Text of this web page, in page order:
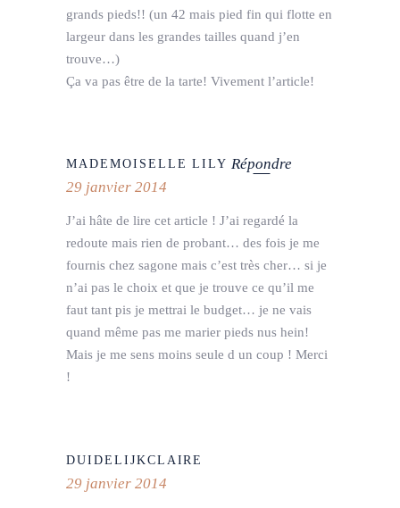
grands pieds!! (un 42 mais pied fin qui flotte en
largeur dans les grandes tailles quand j’en
trouve…)
Ça va pas être de la tarte! Vivement l’article!
MADEMOISELLE LILY Répondre
29 janvier 2014
J’ai hâte de lire cet article ! J’ai regardé la
redoute mais rien de probant… des fois je me
fournis chez sagone mais c’est très cher… si je
n’ai pas le choix et que je trouve ce qu’il me
faut tant pis je mettrai le budget… je ne vais
quand même pas me marier pieds nus hein!
Mais je me sens moins seule d un coup ! Merci
!
DUIDELIJKCLAIRE
29 janvier 2014